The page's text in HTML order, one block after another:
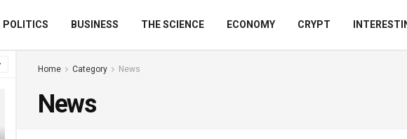
POLITICS BUSINESS THE SCIENCE ECONOMY CRYPT
Home Category News
News